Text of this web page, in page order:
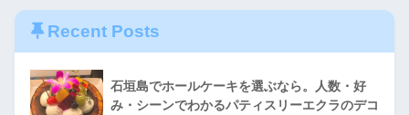
Recent Posts
石垣島でホールケーキを選ぶなら。人数・好
み・シーンでわかるパティスリーエクラのデコ